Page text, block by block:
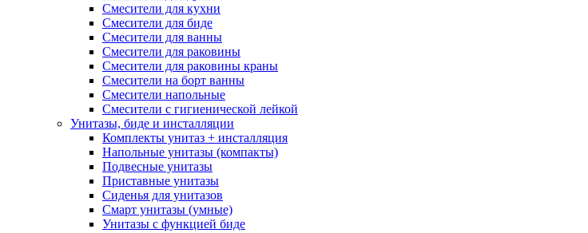
Смесители для кухни
Смесители для биде
Смесители для ванны
Смесители для раковины
Смесители для раковины краны
Смесители на борт ванны
Смесители напольные
Смесители с гигиенической лейкой
Унитазы, биде и инсталляции
Комплекты унитаз + инсталляция
Напольные унитазы (компакты)
Подвесные унитазы
Приставные унитазы
Сиденья для унитазов
Смарт унитазы (умные)
Унитазы с функцией биде